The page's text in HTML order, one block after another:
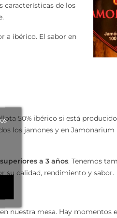
características de los
a ibérico. El sabor en
50% ibérico si está producido
los jamones y en Jamonarium
superiores a 3 años. Tenemos
su calidad, rendimiento y sabor.
nuestra mesa. Hay momentos